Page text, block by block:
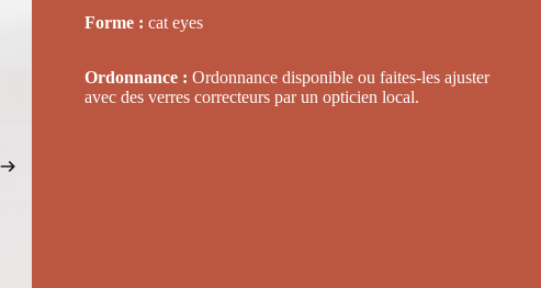
Forme : cat eyes
Ordonnance : Ordonnance disponible ou faites-les ajuster
avec des verres correcteurs par un opticien local.